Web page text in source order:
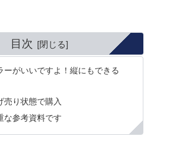
目次
ーがいいですよ！縦にもできる
売り状態で購入
な参考資料です